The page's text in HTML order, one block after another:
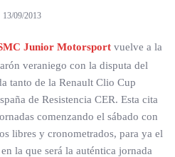
13/09/2013
Junior Motorsport vuelve a la
veraniego con la disputa del
tanto de la Renault Clio Cup
de Resistencia CER. Esta cita
comenzando el sábado con
libres y cronometrados, para ya el
la que será la auténtica jornada